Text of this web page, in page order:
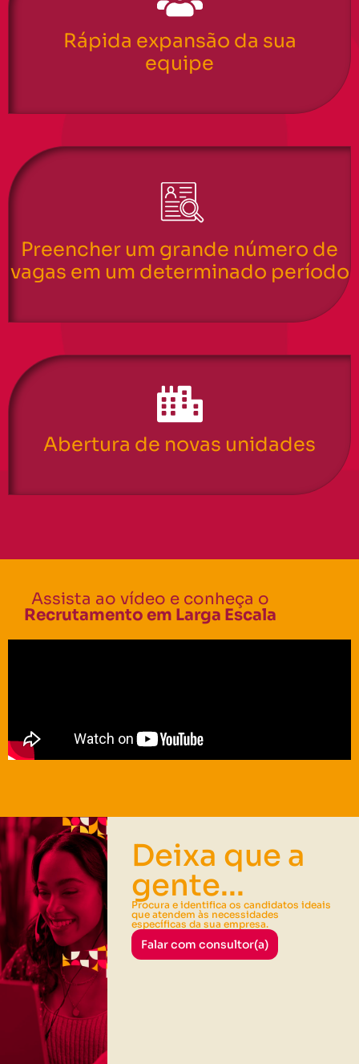
Rápida expansão da sua
equipe
Preencher um grande número de
vagas em um determinado período
Abertura de novas unidades
Assista ao vídeo e conheça o
Recrutamento em Larga Escala
Deixa que a
gente...
Procura e identifica os candidatos ideais
que atendem às necessidades
específicas da sua empresa.
Falar com consultor(a)